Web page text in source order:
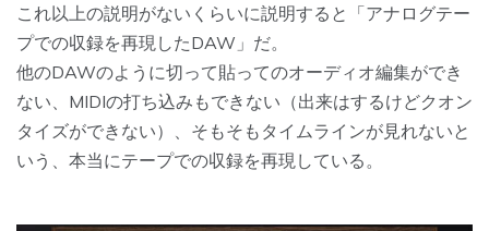
これ以上の説明がないくらいに説明すると「アナログテー
プでの収録を再現したDAW」だ。
他のDAWのように切って貼ってのオーディオ編集ができ
ない、MIDIの打ち込みもできない（出来はするけどクオン
タイズができない）、そもそもタイムラインが見れないと
いう、本当にテープでの収録を再現している。